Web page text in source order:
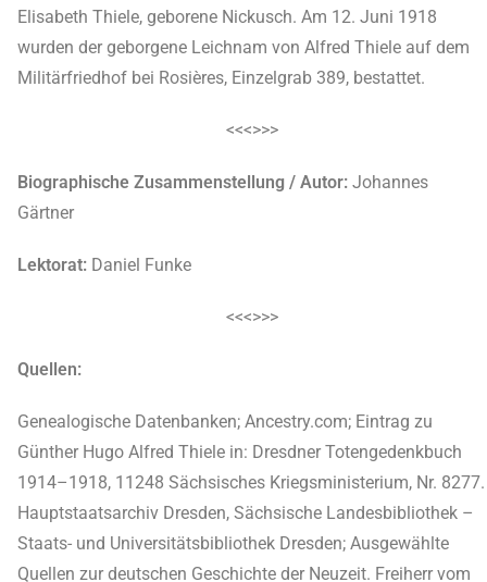
Elisabeth Thiele, geborene Nickusch. Am 12. Juni 1918
wurden der geborgene Leichnam von Alfred Thiele auf dem
Militärfriedhof bei Rosières, Einzelgrab 389, bestattet.
<<<>>>
Biographische Zusammenstellung / Autor: Johannes
Gärtner
Lektorat: Daniel Funke
<<<>>>
Quellen:
Genealogische Datenbanken; Ancestry.com; Eintrag zu
Günther Hugo Alfred Thiele in: Dresdner Totengedenkbuch
1914–1918, 11248 Sächsisches Kriegsministerium, Nr. 8277.
Hauptstaatsarchiv Dresden, Sächsische Landesbibliothek –
Staats- und Universitätsbibliothek Dresden; Ausgewählte
Quellen zur deutschen Geschichte der Neuzeit. Freiherr vom